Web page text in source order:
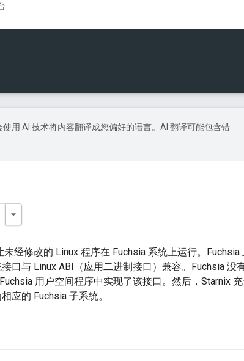
使用 AI 技术将内容翻译成您偏好的语言。AI 翻译可能包含错
未经修改的 Linux 程序在 Fuchsia 系统上运行。
口与 Linux ABI（应用二进制接口）兼容。Fuchsia 没
用户空间程序中实现了该接口。然后，Starnix
应的 Fuchsia 子系统。